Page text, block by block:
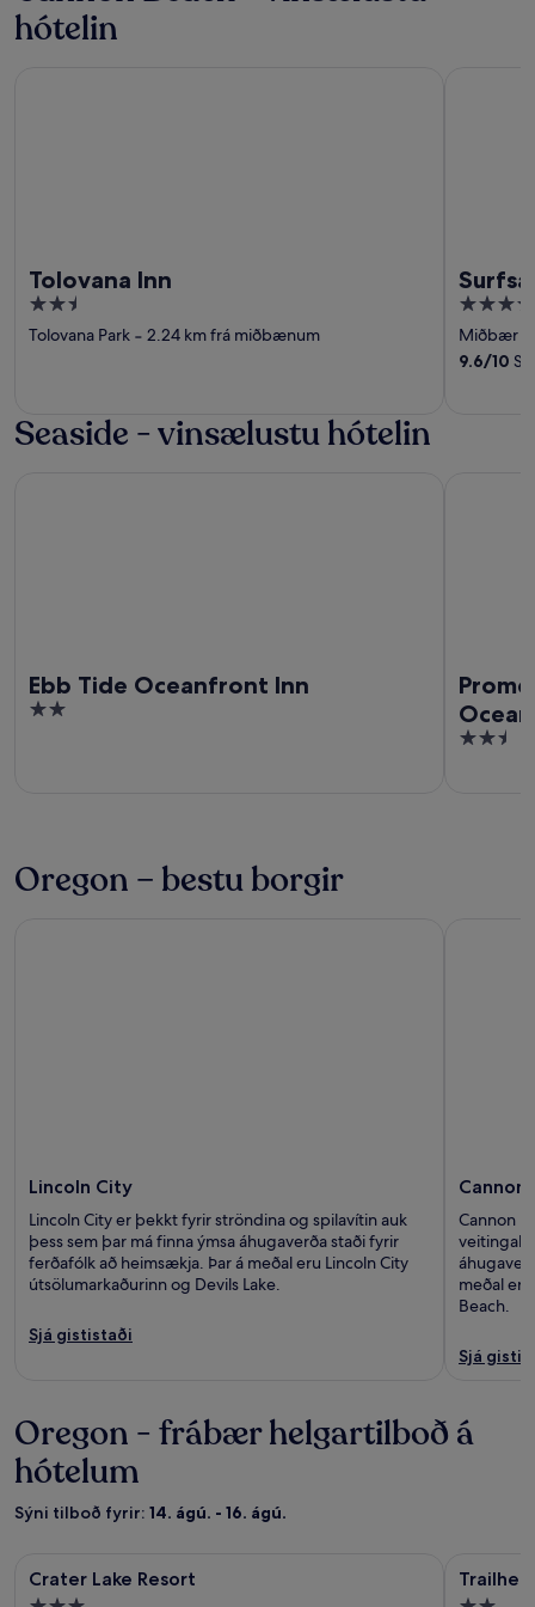
hótelin
Tolovana Inn
2.5
out
Tolovana Park ‐ 2.24 km frá miðbænum
4
out
of
Miðbær
9.6/10
Seaside - vinsælustu hótelin
Ebb Tide Oceanfront Inn
2
2.5
Oregon – bestu borgir
Lincoln City
Lincoln City er þekkt fyrir ströndina og spilavítin auk
þess sem þar má finna ýmsa áhugaverða staði fyrir
ferðafólk að heimsækja. Þar á meðal eru Lincoln City
útsölumarkaðurinn og Devils Lake.
Sjá gististaði
Cannon
Cannon
meðal
Beach.
Sjá
Oregon - frábær helgartilboð á
hótelum
Sýni tilboð fyrir: 14. ágú. - 16. ágú.
Myndasafn
fyrir
Crater Lake Resort
fyrir